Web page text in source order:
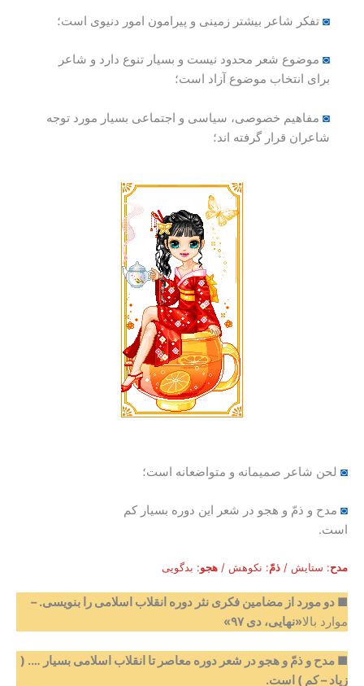
◙تفکر شاعر بیشتر زمینی و پیرامون امور دنیوی است؛
◙موضوع شعر محدود نیست و بسیار تنوع دارد و شاعر
برای انتخاب موضوع آزاد است؛
◙مفاهیم خصوصی، سیاسی و اجتماعی بسیار مورد توجه
شاعران قرار گرفته اند؛
◙ لحن شاعر صمیمانه و متواضعانه است؛
◙ مدح و ذمّ و هجو در شعر این دوره بسیار کم
است.
مدح: ستایش / ذمّ: نکوهش / هجو: بدگویی
■ دو مورد از مضامین فکری نثر دوره انقلاب اسلامی را بنویسی.
–
موارد بالا«نهایی، دی ۹۷»
■ مدح و ذمّ و هجو در شعر دوره معاصر تا انقلاب اسلامی بسیار …. (
زیاد – کم ) است.